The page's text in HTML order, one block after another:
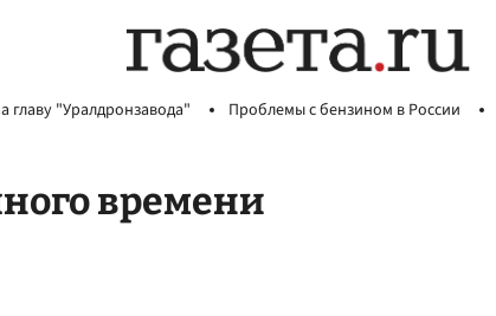
главу "Уралдронзавода" Проблемы с бензином в России
времени